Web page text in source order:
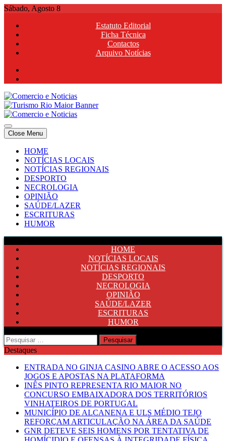
Skip
content
Sábado, Agosto 8
Estatuto Editorial
Ficha Técnica
Contactos
Arquivo Notícias
Comercio e Noticias
Notícias e Publicidade Online
Comercio e Noticias
Notícias e Publicidade Online
Close Menu
HOME
NOTÍCIAS LOCAIS
NOTÍCIAS REGIONAIS
DESPORTO
NECROLOGIA
OPINIÃO
SAÚDE/LAZER
ESCRITURAS
HUMOR
HOME
NOTÍCIAS LOCAIS
NOTÍCIAS REGIONAIS
DESPORTO
NECROLOGIA
OPINIÃO
SAÚDE/LAZER
ESCRITURAS
HUMOR
Pesquisar
por:
Destaques
ENTRADA NO GINJA CASINO ABRE O ACESSO AOS
JOGOS E APOSTAS NA PLATAFORMA
INÊS PINTO REPRESENTA RIO MAIOR NO
CONCURSO EMBAIXADORA DOS TERRITÓRIOS
VINHATEIROS DE PORTUGAL
MUNICÍPIO DE ALCANENA E ULS MÉDIO TEJO
REFORÇAM ARTICULAÇÃO NA ÁREA DA SAÚDE
GNR DETEVE SEIS HOMENS POR TENTATIVA DE